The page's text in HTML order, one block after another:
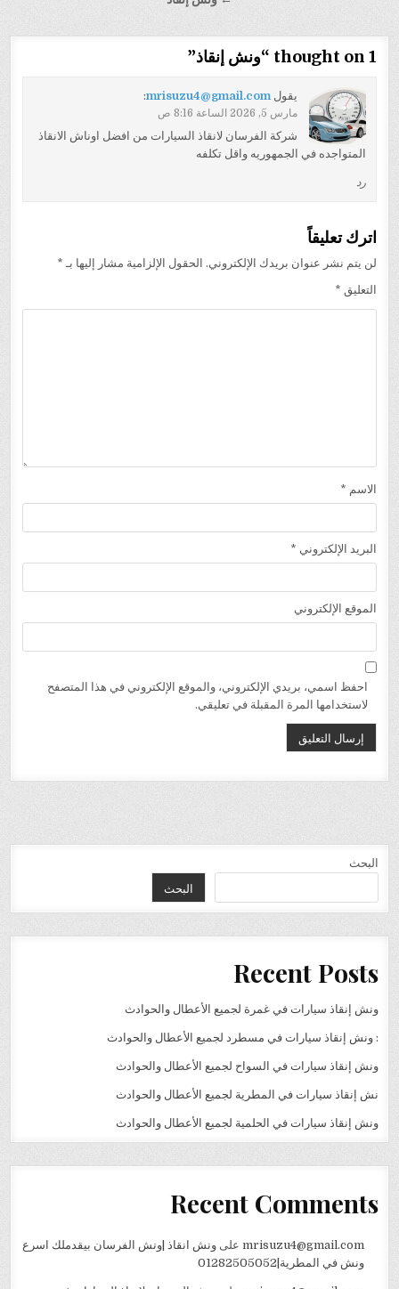
1 thought on “ ونش إنقاذ”
يقول mrisuzu4@gmail.com
:
مارس 5, 2026 الساعة 8:16 ص
شركة الفرسان لانقاذ السيارات من افضل اوناش الانقاذ
المتواجده في الجمهوريه واقل تكلفه
رد
اترك تعليقاً
لن يتم نشر عنوان بريدك الإلكتروني. الحقول الإلزامية مشار إليها بـ *
التعليق *
الاسم *
البريد الإلكتروني *
الموقع الإلكتروني
احفظ اسمي، بريدي الإلكتروني، والموقع الإلكتروني في هذا المتصفح
لاستخدامها المرة المقبلة في تعليقي.
البحث
البحث
Recent Posts
ونش إنقاذ سيارات في غمرة لجميع الأعطال والحوادث
: ونش إنقاذ سيارات في مسطرد لجميع الأعطال والحوادث
ونش إنقاذ سيارات في السواح لجميع الأعطال والحوادث
نش إنقاذ سيارات في المطرية لجميع الأعطال والحوادث
ونش إنقاذ سيارات في الحلمية لجميع الأعطال والحوادث
Recent Comments
mrisuzu4@gmail.comعلى ونش انقاذ |ونش الفرسان بيقدملك اسرع
ونش في المطرية|01282505052